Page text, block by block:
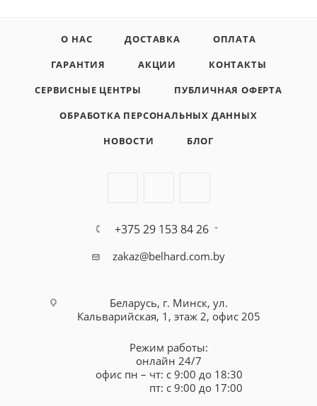
О НАС ДОСТАВКА
ОПЛАТА
ГАРАНТИЯ
АКЦИИ
КОНТАКТЫ
СЕРВИСНЫЕ ЦЕНТРЫ
ПУБЛИЧНАЯ ОФЕРТА
ОБРАБОТКА ПЕРСОНАЛЬНЫХ ДАННЫХ
НОВОСТИ
БЛОГ
+375 29 153 84 26
zakaz@belhard.com.by
Беларусь, г. Минск, ул.
Кальварийская, 1, этаж 2, офис 205
Режим работы:
онлайн 24/7
офис пн – чт: с 9:00 до 18:30
пт: с 9:00 до 17:00